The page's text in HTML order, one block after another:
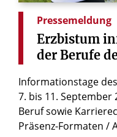
Pressemeldung
Erzbistum
der Berufe
Informationstage
7. bis 11. September
Beruf sowie
Präsenz-Formaten /